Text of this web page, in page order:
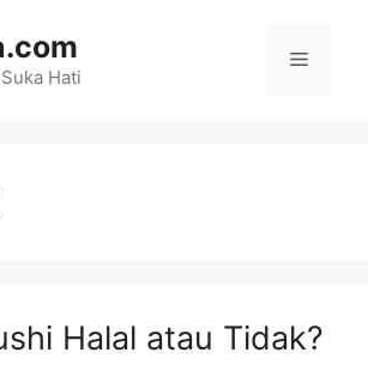
Hati
Menu
Halal atau Tidak?